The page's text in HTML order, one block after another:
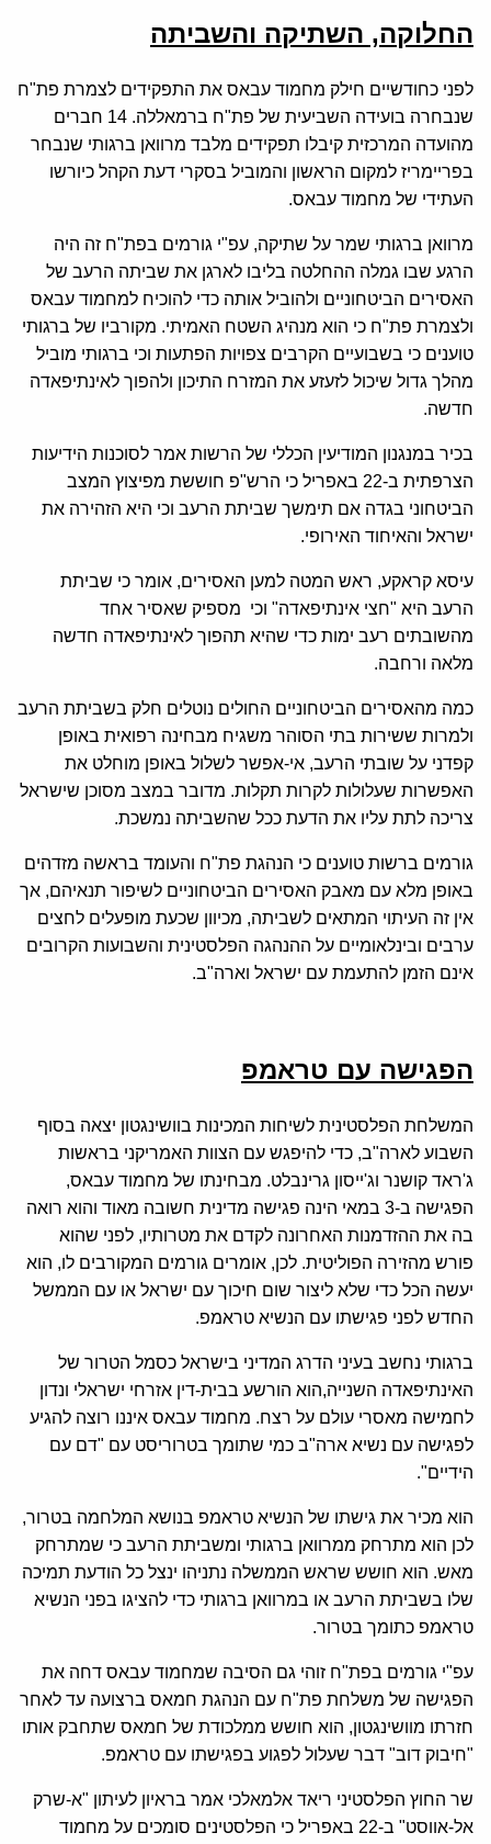
החלוקה, השתיקה והשביתה
לפני כחודשיים חילק מחמוד עבאס את התפקידים לצמרת פת"ח
שנבחרה בועידה השביעית של פת"ח ברמאללה. 14 חברים
מהועדה המרכזית קיבלו תפקידים מלבד מרוואן ברגותי שנבחר
בפריימריז למקום הראשון והמוביל בסקרי דעת הקהל כיורשו
העתידי של מחמוד עבאס.
מרוואן ברגותי שמר על שתיקה, עפ"י גורמים בפת"ח זה היה
הרגע שבו גמלה ההחלטה בליבו לארגן את שביתה הרעב של
האסירים הביטחוניים ולהוביל אותה כדי להוכיח למחמוד עבאס
ולצמרת פת"ח כי הוא מנהיג השטח האמיתי. מקורביו של ברגותי
טוענים כי בשבועיים הקרבים צפויות הפתעות וכי ברגותי מוביל
מהלך גדול שיכול לזעזע את המזרח התיכון ולהפוך לאינתיפאדה
חדשה.
בכיר במנגנון המודיעין הכללי של הרשות אמר לסוכנות הידיעות
הצרפתית ב-22 באפריל כי הרש"פ חוששת מפיצוץ המצב
הביטחוני בגדה אם תימשך שביתת הרעב וכי היא הזהירה את
ישראל והאיחוד האירופי.
עיסא קראקע, ראש המטה למען האסירים, אומר כי שביתת
הרעב היא "חצי אינתיפאדה" וכי מספיק שאסיר אחד
מהשובתים רעב ימות כדי שהיא תהפוך לאינתיפאדה חדשה
מלאה ורחבה.
כמה מהאסירים הביטחוניים החולים נוטלים חלק בשביתת הרעב
ולמרות ששירות בתי הסוהר משגיח מבחינה רפואית באופן
קפדני על שובתי הרעב, אי-אפשר לשלול באופן מוחלט את
האפשרות שעלולות לקרות תקלות. מדובר במצב מסוכן שישראל
צריכה לתת עליו את הדעת ככל שהשביתה נמשכת.
גורמים ברשות טוענים כי הנהגת פת"ח והעומד בראשה מזדהים
באופן מלא עם מאבק האסירים הביטחוניים לשיפור תנאיהם, אך
אין זה העיתוי המתאים לשביתה, מכיוון שכעת מופעלים לחצים
ערבים ובינלאומיים על ההנהגה הפלסטינית והשבועות הקרובים
אינם הזמן להתעמת עם ישראל וארה"ב.
הפגישה עם טראמפ
המשלחת הפלסטינית לשיחות המכינות בוושינגטון יצאה בסוף
השבוע לארה"ב, כדי להיפגש עם הצוות האמריקני בראשות
ג'ראד קושנר וג'ייסון גרינבלט. מבחינתו של מחמוד עבאס,
הפגישה ב-3 במאי הינה פגישה מדינית חשובה מאוד והוא רואה
בה את ההזדמנות האחרונה לקדם את מטרותיו, לפני שהוא
פורש מהזירה הפוליטית. לכן, אומרים גורמים המקורבים לו, הוא
יעשה הכל כדי שלא ליצור שום חיכוך עם ישראל או עם הממשל
החדש לפני פגישתו עם הנשיא טראמפ.
ברגותי נחשב בעיני הדרג המדיני בישראל כסמל הטרור של
האינתיפאדה השנייה,הוא הורשע בבית-דין אזרחי ישראלי ונדון
לחמישה מאסרי עולם על רצח. מחמוד עבאס איננו רוצה להגיע
לפגישה עם נשיא ארה"ב כמי שתומך בטרוריסט עם "דם עם
הידיים".
הוא מכיר את גישתו של הנשיא טראמפ בנושא המלחמה בטרור,
לכן הוא מתרחק ממרוואן ברגותי ומשביתת הרעב כי שמתרחק
מאש. הוא חושש שראש הממשלה נתניהו ינצל כל הודעת תמיכה
שלו בשביתת הרעב או במרוואן ברגותי כדי להציגו בפני הנשיא
טראמפ כתומך בטרור.
עפ"י גורמים בפת"ח זוהי גם הסיבה שמחמוד עבאס דחה את
הפגישה של משלחת פת"ח עם הנהגת חמאס ברצועה עד לאחר
חזרתו מוושינגטון, הוא חושש ממלכודת של חמאס שתחבק אותו
"חיבוק דוב" דבר שעלול לפגוע בפגישתו עם טראמפ.
שר החוץ הפלסטיני ריאד אלמאלכי אמר בראיון לעיתון "א-שרק
אל-אווסט" ב-22 באפריל כי הפלסטינים סומכים על מחמוד